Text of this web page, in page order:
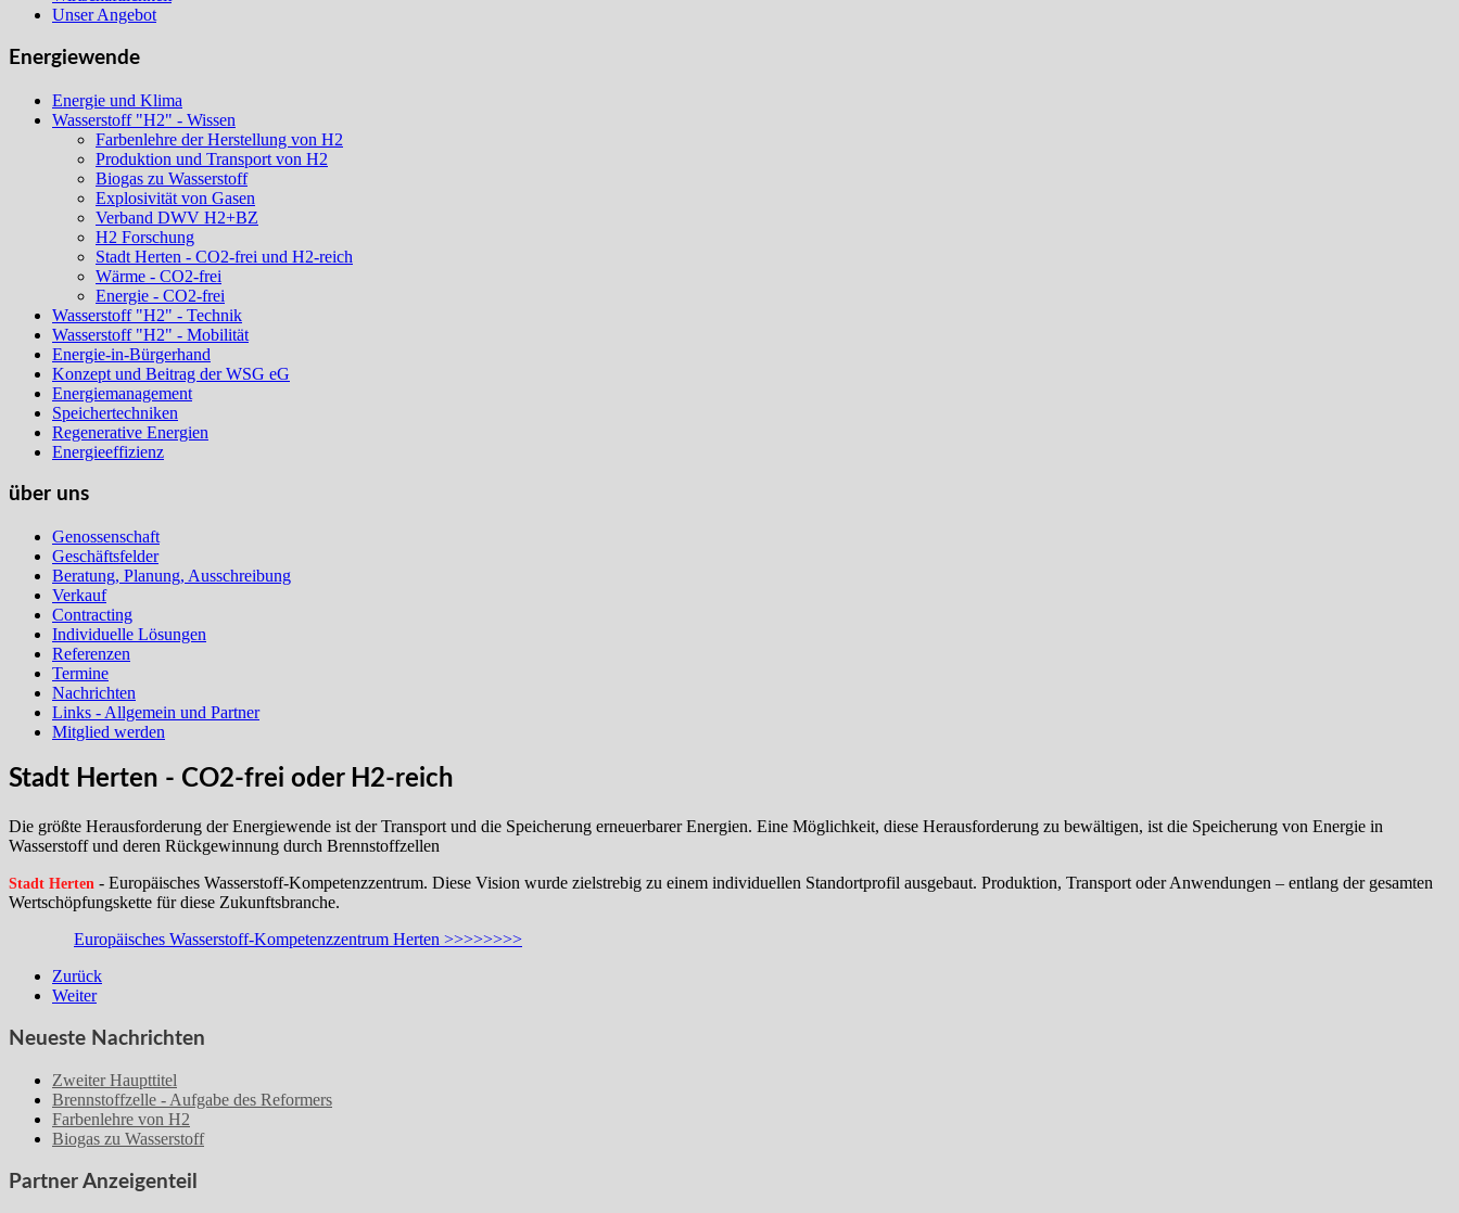
Unser Angebot
Energiewende
Energie und Klima
Wasserstoff "H2" - Wissen
Farbenlehre der Herstellung von H2
Produktion und Transport von H2
Biogas zu Wasserstoff
Explosivität von Gasen
Verband DWV H2+BZ
H2 Forschung
Stadt Herten - CO2-frei und H2-reich
Wärme - CO2-frei
Energie - CO2-frei
Wasserstoff "H2" - Technik
Wasserstoff "H2" - Mobilität
Energie-in-Bürgerhand
Konzept und Beitrag der WSG eG
Energiemanagement
Speichertechniken
Regenerative Energien
Energieeffizienz
über uns
Genossenschaft
Geschäftsfelder
Beratung, Planung, Ausschreibung
Verkauf
Contracting
Individuelle Lösungen
Referenzen
Termine
Nachrichten
Links - Allgemein und Partner
Mitglied werden
Stadt Herten - CO2-frei oder H2-reich
Die größte Herausforderung der Energiewende ist der Transport und die Speicherung erneuerbarer Energien. Eine Möglichkeit, diese Herausforderung zu bewältigen, ist die Speicherung von Energie in
Wasserstoff und deren Rückgewinnung durch Brennstoffzellen
Stadt Herten - Europäisches Wasserstoff-Kompetenzzentrum. Diese Vision wurde zielstrebig zu einem individuellen Standortprofil ausgebaut. Produktion, Transport oder Anwendungen – entlang der gesamten
Wertschöpfungskette für diese Zukunftsbranche.
Europäisches Wasserstoff-Kompetenzzentrum Herten >>>>>>>>
Zurück
Weiter
Neueste Nachrichten
Zweiter Haupttitel
Brennstoffzelle - Aufgabe des Reformers
Farbenlehre von H2
Biogas zu Wasserstoff
Partner Anzeigenteil